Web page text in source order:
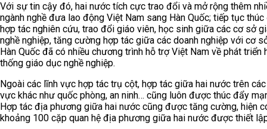
Với sự tin cậy đó, hai nước tích cực trao đổi và mở rộng thêm
ngành nghề đưa lao động Việt Nam sang Hàn Quốc; tiếp tục
hợp tác nghiên cứu, trao đổi giáo viên, học sinh giữa các cơ sở
nghề nghiệp, tăng cường hợp tác giữa các doanh nghiệp với cơ
Hàn Quốc đã có nhiều chương trình hỗ trợ Việt Nam về phát triển
thống giáo dục nghề nghiệp.
Ngoài các lĩnh vực hợp tác trụ cột, hợp tác giữa hai nước trên
vực khác như quốc phòng, an ninh… cũng luôn được thúc đẩy
Hợp tác địa phương giữa hai nước cũng được tăng cường, hiện
khoảng 100 cặp quan hệ địa phương giữa hai nước được thiết